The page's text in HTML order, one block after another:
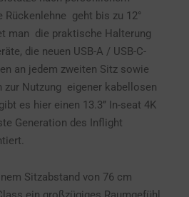
Rückenlehne geht bis zu 12°
man die praktische Halterung
die neuen USB-A / USB-C-
an jedem zweiten Sitz sowie
zur Nutzung eigener kabellosen
es hier einen 13.3’’ In-seat 4K
Generation des Inflight
Sitzabstand von 76 cm